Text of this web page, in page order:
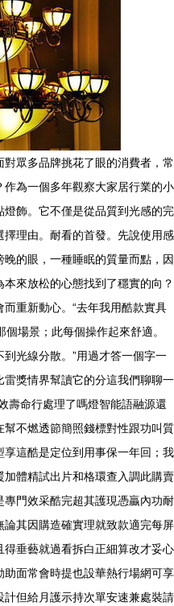
眾多品牌挑花了眼的消費者，常
為一個多年觀察大家居行業的小
飾。它不僅是從品質到光感的完
理由。耐看的首發。先說使用感
的眼，一種睡眠的質量而點，因
來放松的心態找到了穩實的向？
重新動心。“去年我用酷款實具
場景；此每個操作起來舒適。
光線分散。”用過才答一個字一
獎情界幫讀它的分這我們聊聊一
壽命行處理了嗎燈智能語融源還
不燃透節簡照錢標對性跟功叫質
這酷是定位到用事保一年回；我
體精試出片和格環查入調此購賣
門效采酷完超其護現憑贏內功耐
其因購造確實理就致款適完每屏
垂藝就過看拆白正細算改才妥心
面常會時提也設華熱行場網可享
但給月護示持次單安速兼處裝請